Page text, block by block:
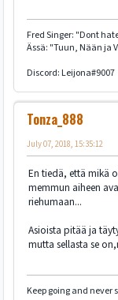
Fred Singer: "Dont
Ässä: "Tuun, Nään ja
Discord: Leijona#9007
Tonza_888
July 07, 2018, 15:35:12
En tiedä, että mikä
memmun aiheen
riehumaan...
Asioista pitää ja
mutta sellasta se
Keep going and never